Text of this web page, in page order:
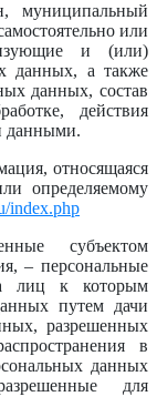
муниципальный
или
и (или)
данных, а также
данных, состав
действия
данными.
относящаяся
определяемому
index.php
субъектом
– персональные
лиц к которым
путем дачи
разрешенных
в
данных
для